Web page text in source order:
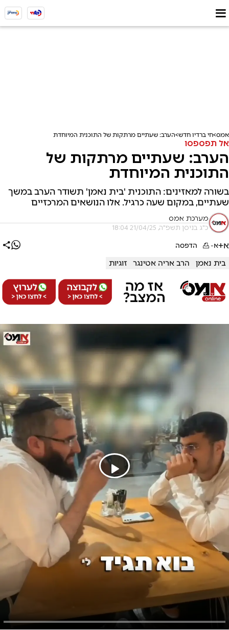
אמס חי ברדיו חדש הערב: שעתיים מרתקות של התוכנית המיוחדת
אל תפספסו
הערב: שעתיים מרתקות של
התוכנית המיוחדת
בשורה למאזינים: התוכנית 'בית נאמן' תשודר הערב במשך
שעתיים, במקום שעה כרגיל. אלו הנושאים המרכזיים
מערכת אמס
כ"ג בניסן תשפ"ה, 21/04/25 18:04
א+א- הדפסה
בית נאמן הרב אריה אטינגר זוגיות